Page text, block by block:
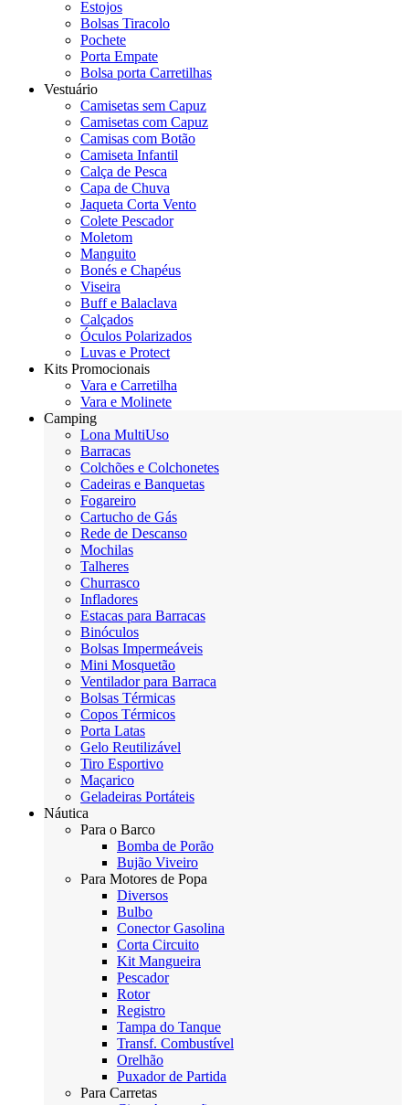
Estojos
Bolsas Tiracolo
Pochete
Porta Empate
Bolsa porta Carretilhas
Vestuário
Camisetas sem Capuz
Camisetas com Capuz
Camisas com Botão
Camiseta Infantil
Calça de Pesca
Capa de Chuva
Jaqueta Corta Vento
Colete Pescador
Moletom
Manguito
Bonés e Chapéus
Viseira
Buff e Balaclava
Calçados
Óculos Polarizados
Luvas e Protect
Kits Promocionais
Vara e Carretilha
Vara e Molinete
Camping
Lona MultiUso
Barracas
Colchões e Colchonetes
Cadeiras e Banquetas
Fogareiro
Cartucho de Gás
Rede de Descanso
Mochilas
Talheres
Churrasco
Infladores
Estacas para Barracas
Binóculos
Bolsas Impermeáveis
Mini Mosquetão
Ventilador para Barraca
Bolsas Térmicas
Copos Térmicos
Porta Latas
Gelo Reutilizável
Tiro Esportivo
Maçarico
Geladeiras Portáteis
Náutica
Para o Barco
Bomba de Porão
Bujão Viveiro
Para Motores de Popa
Diversos
Bulbo
Conector Gasolina
Corta Circuito
Kit Mangueira
Pescador
Rotor
Registro
Tampa do Tanque
Transf. Combustível
Orelhão
Puxador de Partida
Para Carretas